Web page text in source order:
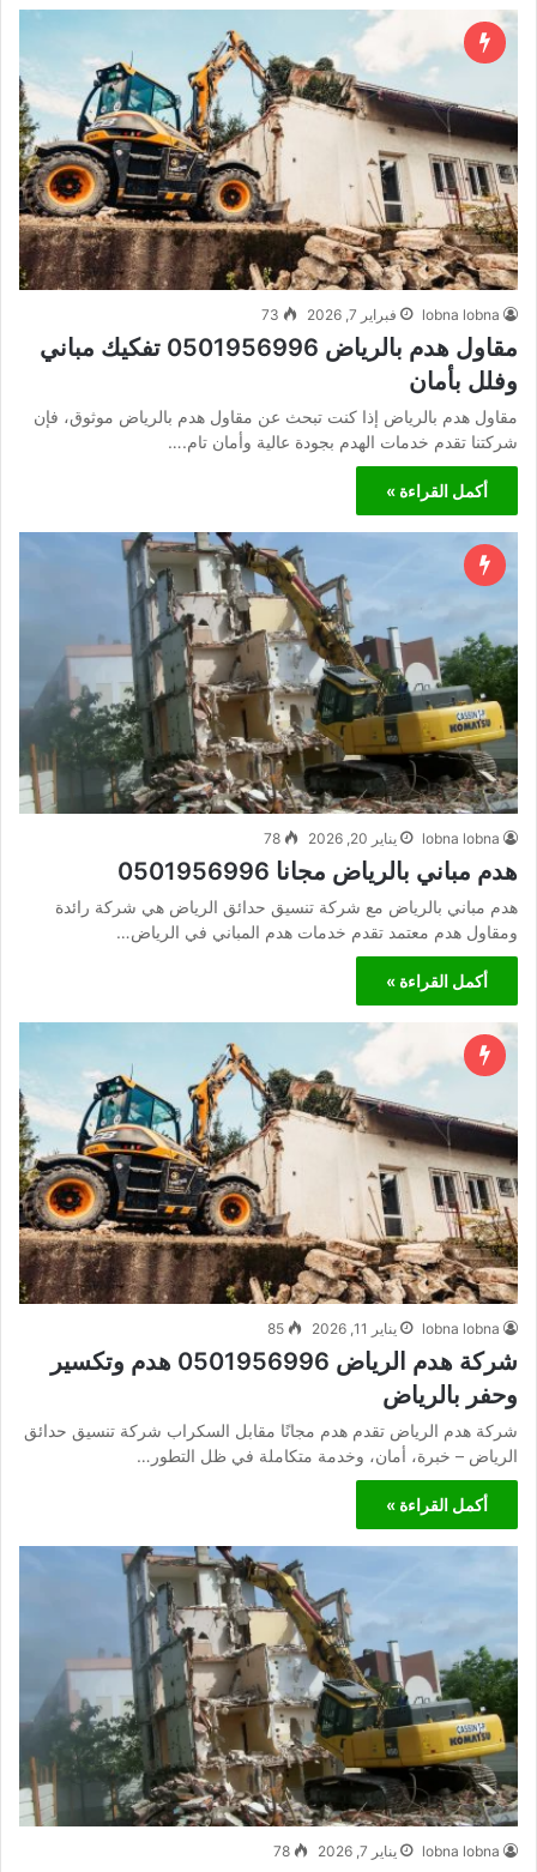
lobna lobna فبراير 7, 2026 73
مقاول هدم بالرياض 0501956996 تفكيك مباني
وفلل بأمان
مقاول هدم بالرياض إذا كنت تبحث عن مقاول هدم بالرياض موثوق، فإن
شركتنا تقدم خدمات الهدم بجودة عالية وأمان تام.…
أكمل القراءة »
lobna lobna يناير 20, 2026 78
هدم مباني بالرياض مجانا 0501956996
هدم مباني بالرياض مع شركة تنسيق حدائق الرياض هي شركة رائدة
ومقاول هدم معتمد تقدم خدمات هدم المباني في الرياض…
أكمل القراءة »
lobna lobna يناير 11, 2026 85
شركة هدم الرياض 0501956996 هدم وتكسير
وحفر بالرياض
شركة هدم الرياض تقدم هدم مجانًا مقابل السكراب شركة تنسيق حدائق
الرياض – خبرة، أمان، وخدمة متكاملة في ظل التطور…
أكمل القراءة »
lobna lobna يناير 7, 2026 78